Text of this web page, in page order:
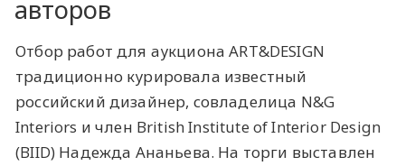
авторов
Отбор работ для аукциона ART&DESIGN
традиционно курировала известный
российский дизайнер, совладелица N&G
Interiors и член British Institute of Interior Design
(BIID) Надежда Ананьева. На торги выставлен